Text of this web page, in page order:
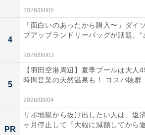
によって保護者同士の関係が悪化す
くさんいます。活動に参加しなかっ
れ、学校行事に足を運びづらくなっ
以上が、強制がもたらす主な弊害で
強制は体罰とも似ています。昔は「
ダメ」と信じられていましたが、今
言いません。「最低限の強制は必要
2026/08/05
4
「面白いのあったから購入〜」ダイ
プアップランドリーバッグが話題。“
2026/08/03
5
【羽田空港周辺】夏季プールは大人
時間営業の天然温泉も！ コスパ抜群...
2026/08/04
PR
リボ地獄から抜け出したい人は、返
ヶ月停止して『大幅に減額してから